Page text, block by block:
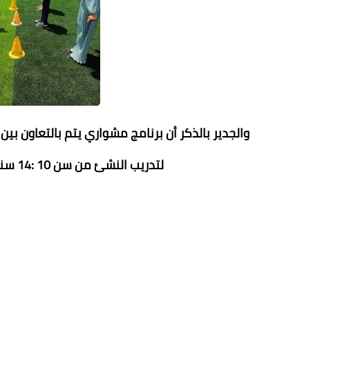
والجدير بالذكر أن برنامج مشواري يتم بالتعاون
لتدريب النشئ من سن 10 :14 سنه علي المهارات الحياتية.